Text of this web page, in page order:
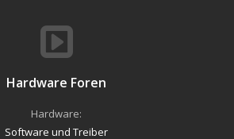
Hardware Foren
Hardware:
Software und Treiber